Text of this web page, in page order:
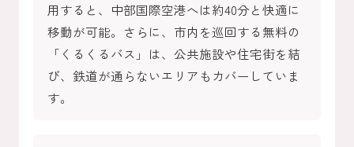
用すると、中部国際空港へは約40分と快適に
移動が可能。さらに、市内を巡回する無料の
「くるくるバス」は、公共施設や住宅街を結
び、鉄道が通らないエリアもカバーしていま
す。